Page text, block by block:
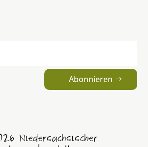
Abonnieren
Niedersächsischer